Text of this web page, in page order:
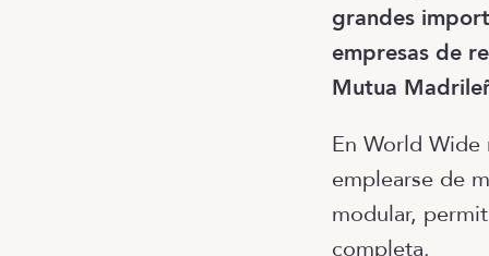
grandes
empresas de
Mutua
En World
emplearse de
modular,
completa.